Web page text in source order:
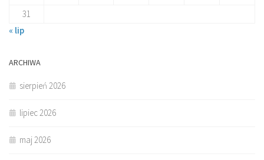
31
« lip
ARCHIWA
sierpień 2026
lipiec 2026
maj 2026